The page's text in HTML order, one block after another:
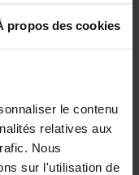
propos des cookies
le contenu
relatives aux
Nous
sur l'utilisation de
= Building
De Feyter
Carolien Boom
200